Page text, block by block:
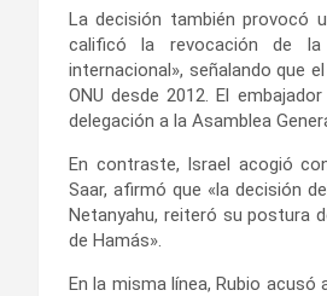
La decisión también provocó
calificó la revocación de
internacional», señalando que
ONU desde 2012. El
delegación a la Asamblea
En contraste, Israel acogió
Saar, afirmó que «la decisión
Netanyahu, reiteró su postura
de Hamás».
En la misma línea, Rubio acusó